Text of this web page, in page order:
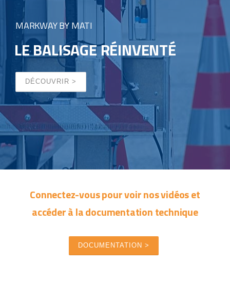
MARKWAY BY MATI
LE BALISAGE RÉINVENTÉ
DÉCOUVRIR >
Connectez-vous pour voir nos vidéos et
accéder à la documentation technique
DOCUMENTATION >